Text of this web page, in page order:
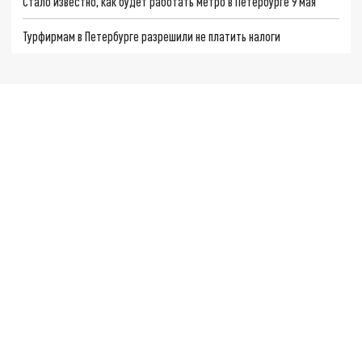
Турфирмам в Петербурге разрешили не платить налоги